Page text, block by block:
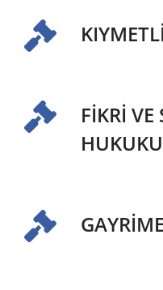
FİKRİ
HUKUKU